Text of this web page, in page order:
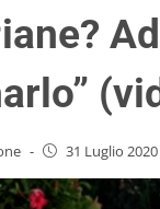
- 31 Luglio 2020